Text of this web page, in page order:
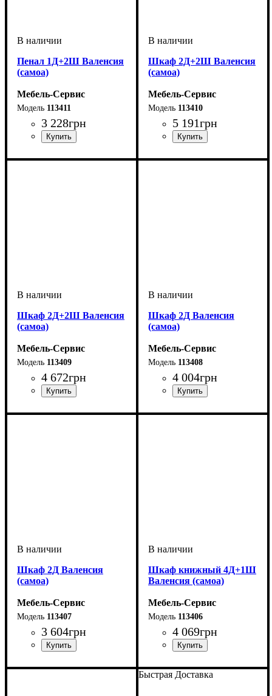
Пенал 1Д+2Ш Валенсия
(самоа)
Мебель-Сервис
113411
3 228грн
Шкаф 2Д+2Ш Валенсия
(самоа)
Мебель-Сервис
113410
5 191грн
Шкаф 2Д+2Ш Валенсия
(самоа)
Мебель-Сервис
113409
4 672грн
Шкаф 2Д Валенсия
(самоа)
Мебель-Сервис
113408
4 004грн
Шкаф 2Д Валенсия
(самоа)
Мебель-Сервис
113407
3 604грн
Шкаф книжный 4Д+1Ш
Валенсия (самоа)
Мебель-Сервис
113406
4 069грн
Быстрая Доставка